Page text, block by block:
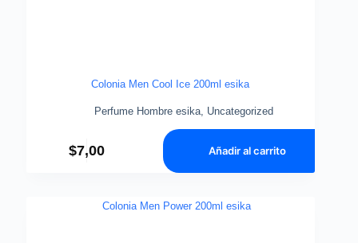
Colonia Men Cool Ice 200ml esika
Perfume Hombre esika, Uncategorized
$7,00 Añadir al carrito